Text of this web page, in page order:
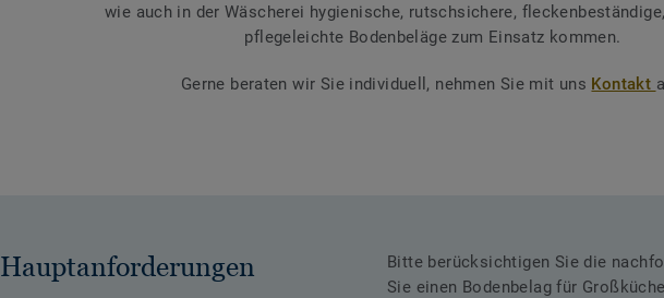
wie auch in der Wäscherei hygienische, rutschsichere,
pflegeleichte Bodenbeläge zum Einsatz kommen.
Gerne beraten wir Sie individuell, nehmen Sie mit uns Kontakt
Hauptanforderungen
Bitte berücksichtigen Sie die
Sie einen Bodenbelag für